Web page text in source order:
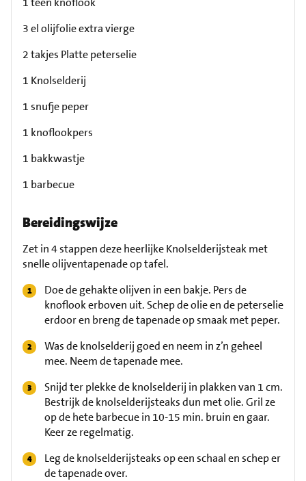
3 el olijfolie extra vierge
2 takjes Platte peterselie
1 Knolselderij
1 snufje peper
1 knoflookpers
1 bakkwastje
1 barbecue
Bereidingswijze
Zet in 4 stappen deze heerlijke Knolselderijsteak met
snelle olijventapenade op tafel.
Doe de gehakte olijven in een bakje. Pers de
knoflook erboven uit. Schep de olie en de peterselie
erdoor en breng de tapenade op smaak met peper.
Was de knolselderij goed en neem in z’n geheel
mee. Neem de tapenade mee.
Snijd ter plekke de knolselderij in plakken van 1 cm.
Bestrijk de knolselderijsteaks dun met olie. Gril ze
op de hete barbecue in 10-15 min. bruin en gaar.
Keer ze regelmatig.
Leg de knolselderijsteaks op een schaal en schep er
de tapenade over.